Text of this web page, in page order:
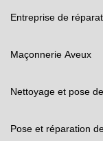
Entreprise de
Maçonnerie Aveux
Nettoyage et pose
Pose et réparation